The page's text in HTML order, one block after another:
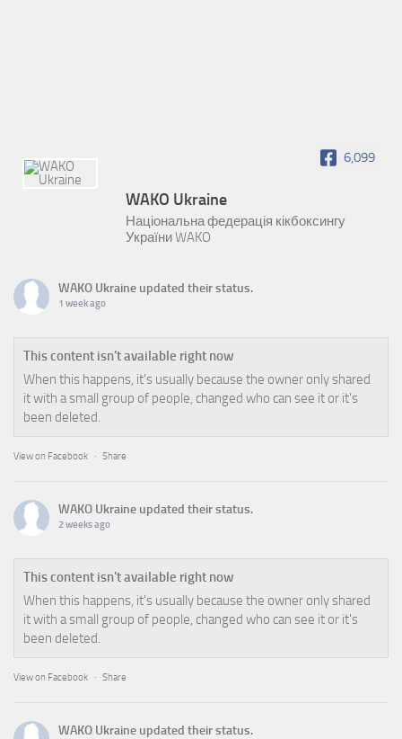
6,099
WAKO Ukraine
Національна федерація кікбоксингу
України WAKO
WAKO Ukraine updated their status.
1 week ago
This content isn't available right now
When this happens, it's usually because the owner only shared
it with a small group of people, changed who can see it or it's
been deleted.
View on Facebook · Share
WAKO Ukraine updated their status.
2 weeks ago
This content isn't available right now
When this happens, it's usually because the owner only shared
it with a small group of people, changed who can see it or it's
been deleted.
View on Facebook · Share
WAKO Ukraine updated their status.